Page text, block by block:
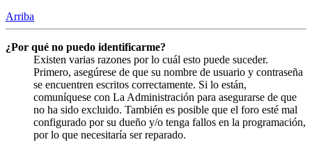
Arriba
¿Por qué no puedo identificarme?
Existen varias razones por lo cuál esto puede suceder.
Primero, asegúrese de que su nombre de usuario y contraseña
se encuentren escritos correctamente. Si lo están,
comuníquese con La Administración para asegurarse de que
no ha sido excluido. También es posible que el foro esté mal
configurado por su dueño y/o tenga fallos en la programación,
por lo que necesitaría ser reparado.